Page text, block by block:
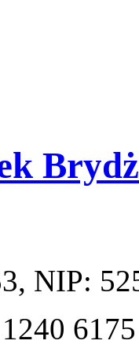
, NIP: